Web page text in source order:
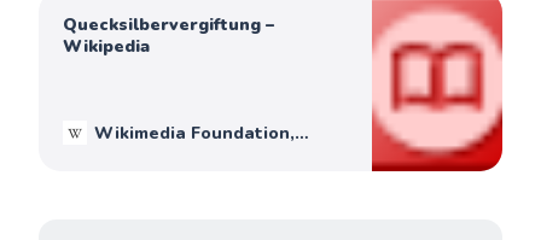
Quecksilbervergiftung –
Wikipedia
Wikimedia Foundation,